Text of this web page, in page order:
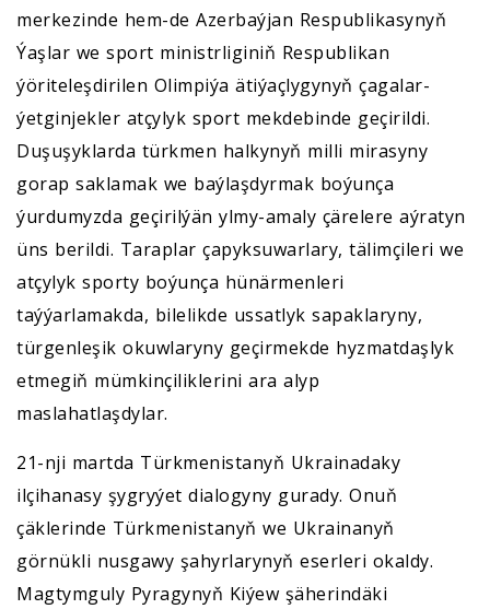
merkezinde hem-de Azerbaýjan Respublikasynyň
Ýaşlar we sport ministrliginiň Respublikan
ýöriteleşdirilen Olimpiýa ätiýaçlygynyň çagalar-
ýetginjekler atçylyk sport mekdebinde geçirildi.
Duşuşyklarda türkmen halkynyň milli mirasyny
gorap saklamak we baýlaşdyrmak boýunça
ýurdumyzda geçirilýän ylmy-amaly çärelere aýratyn
üns berildi. Taraplar çapyksuwarlary, tälimçileri we
atçylyk sporty boýunça hünärmenleri
taýýarlamakda, bilelikde ussatlyk sapaklaryny,
türgenleşik okuwlaryny geçirmekde hyzmatdaşlyk
etmegiň mümkinçiliklerini ara alyp
maslahatlaşdylar.
21-nji martda Türkmenistanyň Ukrainadaky
ilçihanasy şygryýet dialogyny gurady. Onuň
çäklerinde Türkmenistanyň we Ukrainanyň
görnükli nusgawy şahyrlarynyň eserleri okaldy.
Magtymguly Pyragynyň Kiýew şäherindäki